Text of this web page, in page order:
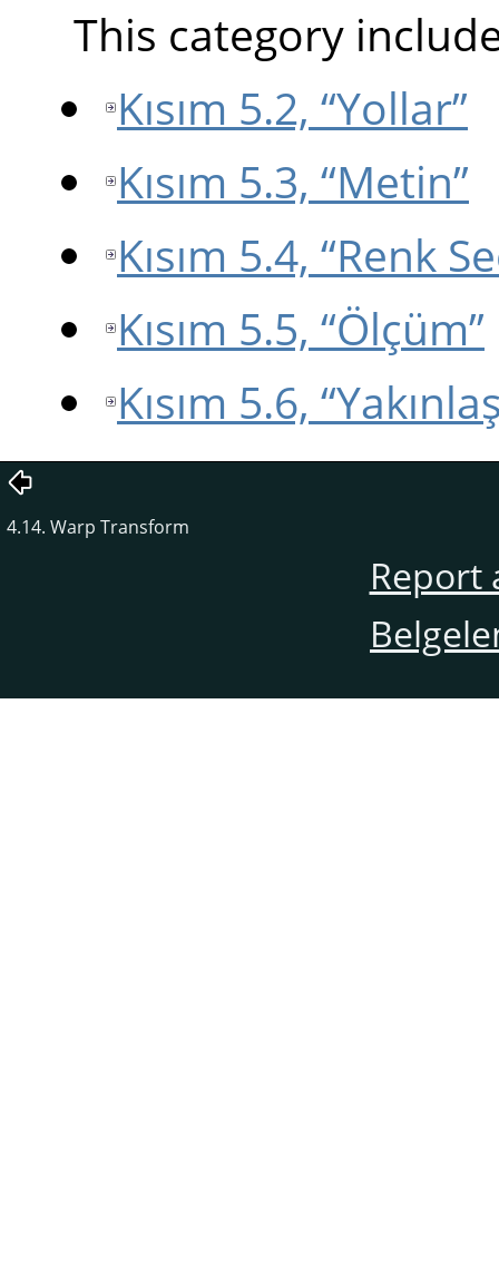
This category
Kısım 5.2, “Yollar”
Kısım 5.3, “Metin”
Kısım 5.4, “Renk
Kısım 5.5, “Ölçüm”
Kısım 5.6,
4.14. Warp Transform
Report